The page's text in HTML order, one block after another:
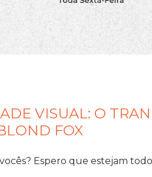
VISUAL: O
FOX
Espero que estejam